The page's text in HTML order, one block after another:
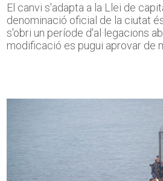
El canvi s'adapta a la Llei de
denominació oficial de la ciutat
s'obri un període d'al·legacions
modificació es pugui aprovar de